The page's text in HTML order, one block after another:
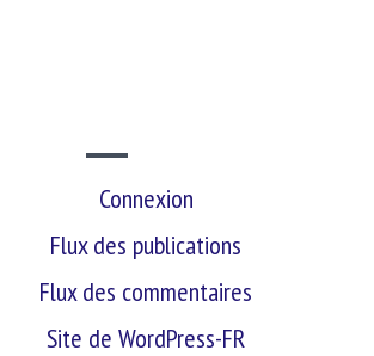
Connexion
Flux des publications
Flux des commentaires
Site de WordPress-FR